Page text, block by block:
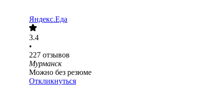
Яндекс.Еда
3.4
•
227 отзывов
Мурманск
Можно без резюме
Откликнуться